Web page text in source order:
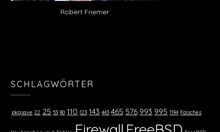
Robert Friemer
SCHLAGWÖRTER
.pkgsave 22 25 53 80 110 123 143 443 465 576 993 995 1194 Falsches